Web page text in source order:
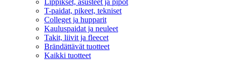
Lippikset, asusteet ja pipot
T-paidat, pikeet, tekniset
Colleget ja hupparit
Kauluspaidat ja neuleet
Takit, liivit ja fleecet
Brändättävät tuotteet
Kaikki tuotteet